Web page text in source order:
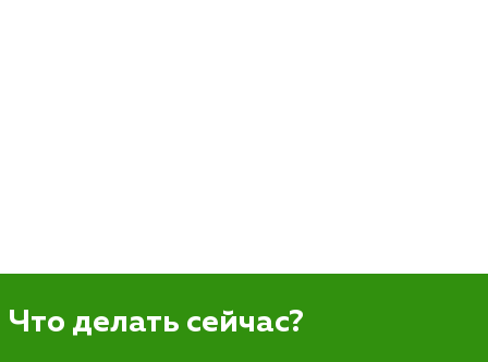
Что делать сейчас?